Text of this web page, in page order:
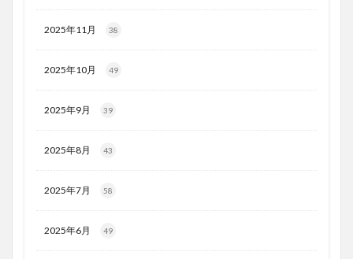
2025年11月 38
2025年10月 49
2025年9月 39
2025年8月 43
2025年7月 58
2025年6月 49